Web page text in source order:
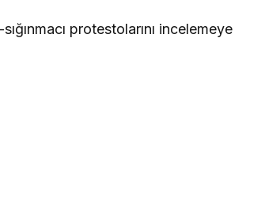
protestolarını incelemeye